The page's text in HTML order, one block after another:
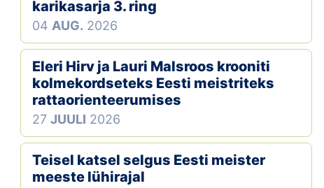
EOL
Galerii
Kaardid
Kalender
karikasarja 3. ring
04 AUG. 2026
Eleri Hirv ja Lauri Malsroos krooniti
kolmekordseteks Eesti meistriteks
rattaorienteerumises
27 JUULI 2026
Teisel katsel selgus Eesti meister
meeste lühirajal